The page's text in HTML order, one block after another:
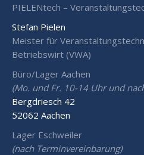
PIELENtech –
Stefan Pielen
Meister für
Betriebswirt (VWA)
Büro/Lager Aachen
(Mo. und Fr. 10-14 Uhr und
Bergdriesch 42
52062 Aachen
Lager Eschweiler
(nach Terminvereinbarung)